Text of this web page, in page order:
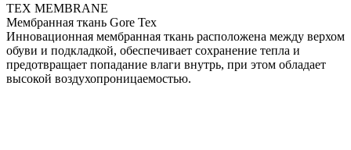
TEX MEMBRANE
Мембранная ткань Gore Tex
Инновационная мембранная ткань расположена между верхом
обуви и подкладкой, обеспечивает сохранение тепла и
предотвращает попадание влаги внутрь, при этом обладает
высокой воздухопроницаемостью.